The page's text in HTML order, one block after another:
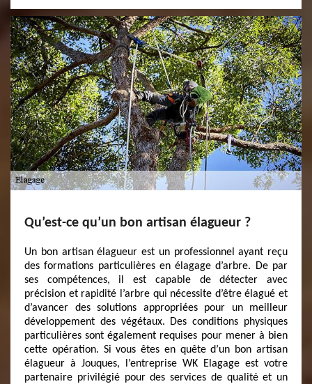
Qu’est-ce qu’un bon artisan élagueur ?
Un bon artisan élagueur est un professionnel ayant reçu
des formations particulières en élagage d’arbre. De par
ses compétences, il est capable de détecter avec
précision et rapidité l’arbre qui nécessite d’être élagué et
d’avancer des solutions appropriées pour un meilleur
développement des végétaux. Des conditions physiques
particulières sont également requises pour mener à bien
cette opération. Si vous êtes en quête d’un bon artisan
élagueur à Jouques, l’entreprise WK Elagage est votre
partenaire privilégié pour des services de qualité et un